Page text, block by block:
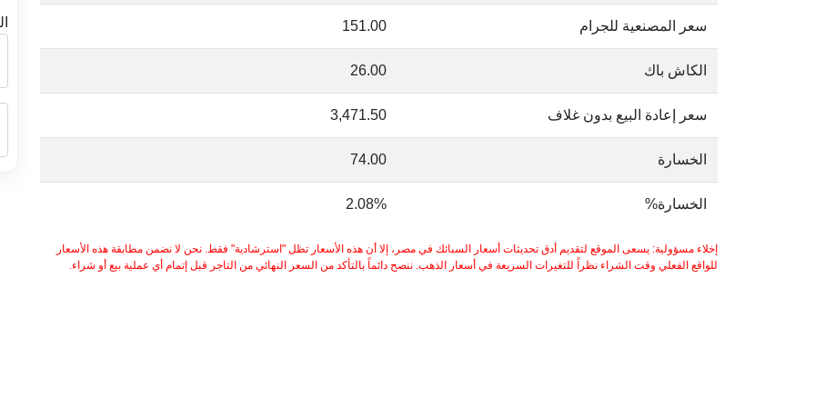
سعر المصنعية للجرام 151.00
الكاش باك 26.00
سعر إعادة البيع بدون غلاف 3,471.50
الخسارة 74.00
الخسارة% 2.08%
إخلاء مسؤولية: يسعى الموقع لتقديم أدق تحديثات أسعار السبائك في مصر، إلا أن هذه الأسعار تظل "استرشادية" فقط. نحن لا نضمن مطابقة هذه الأسعار
للواقع الفعلي وقت الشراء نظراً للتغيرات السريعة في أسعار الذهب. ننصح دائماً بالتأكد من السعر النهائي من التاجر قبل إتمام أي عملية بيع أو شراء.